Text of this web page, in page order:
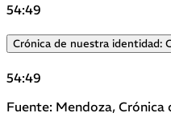
54:49
54:49
Fuente: Mendoza,